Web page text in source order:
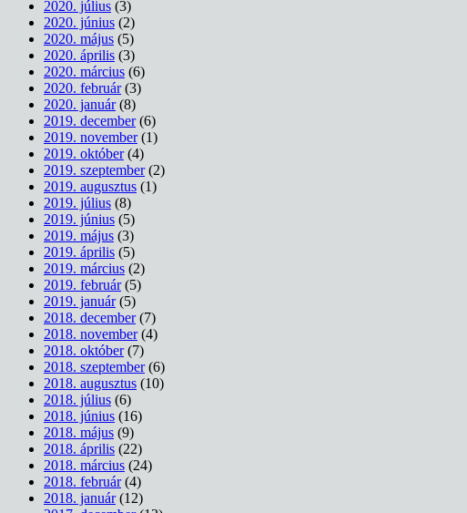
2020. július (3)
2020. június (2)
2020. május (5)
2020. április (3)
2020. március (6)
2020. február(3)
2020. január(8)
2019. december(6)
2019. november(1)
2019. október(4)
2019. szeptember(2)
2019. augusztus (1)
2019. július (8)
2019. június (5)
2019. május (3)
2019. április (5)
2019. március (2)
2019. február(5)
2019. január(5)
2018. december(7)
2018. november(4)
2018. október(7)
2018. szeptember(6)
2018. augusztus (10)
2018. július (6)
2018. június (16)
2018. május (9)
2018. április (22)
2018. március (24)
2018. február(4)
2018. január(12)